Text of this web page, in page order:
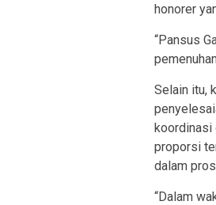
honorer
“Pansus
Selain itu,
koordinasi
proporsi
dalam
“Dalam